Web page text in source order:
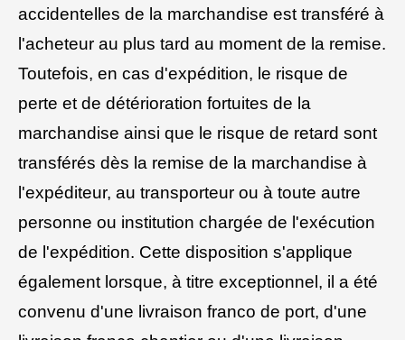
accidentelles de la marchandise est transféré à
l'acheteur au plus tard au moment de la remise.
Toutefois, en cas d'expédition, le risque de
perte et de détérioration fortuites de la
marchandise ainsi que le risque de retard sont
transférés dès la remise de la marchandise à
l'expéditeur, au transporteur ou à toute autre
personne ou institution chargée de l'exécution
de l'expédition. Cette disposition s'applique
également lorsque, à titre exceptionnel, il a été
convenu d'une livraison franco de port, d'une